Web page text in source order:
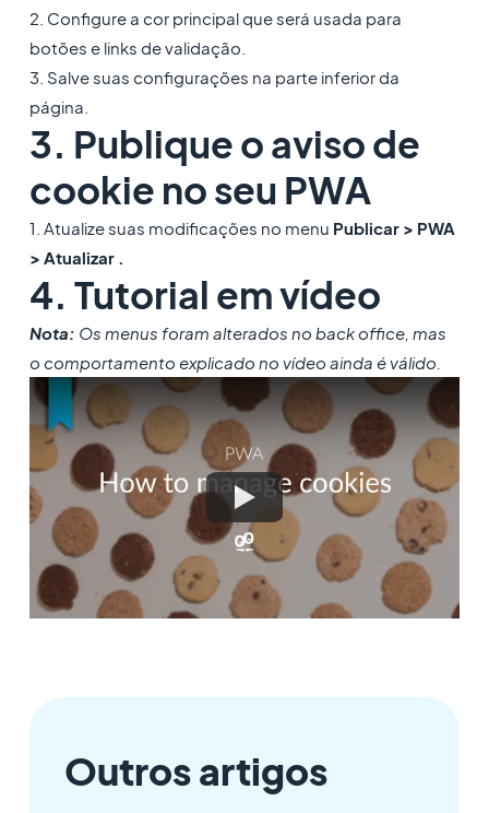
2. Configure a cor principal que será usada para
botões e links de validação.
3. Salve suas configurações na parte inferior da
página.
3. Publique o aviso de
cookie no seu PWA
1. Atualize suas modificações no menu Publicar > PWA
> Atualizar .
4. Tutorial em vídeo
Nota: Os menus foram alterados no back office, mas
o comportamento explicado no vídeo ainda é válido.
Outros artigos